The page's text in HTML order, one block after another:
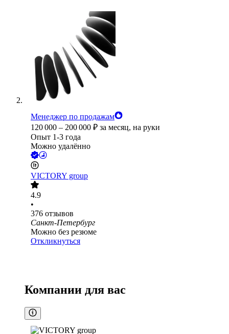
Менеджер по продажам
120 000 – 200 000 ₽ за месяц, на руки
Опыт 1-3 года
Можно удалённо
VICTORY group
4.9
•
376 отзывов
Санкт-Петербург
Можно без резюме
Откликнуться
Компании для вас